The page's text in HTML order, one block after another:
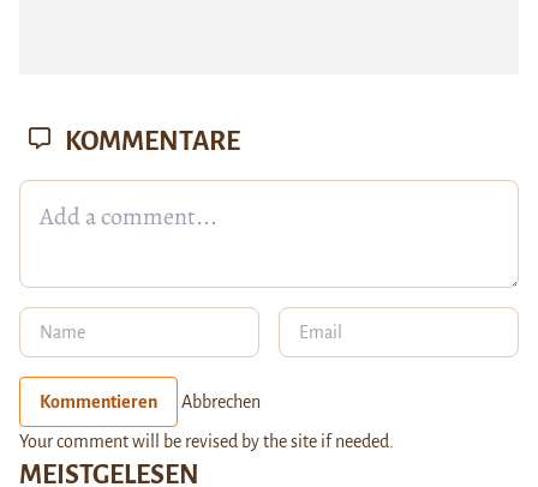
MEISTGELESEN
KOMMENTARE
Kommentieren Abbrechen
Your comment will be revised by the site if needed.